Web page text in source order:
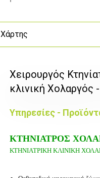
Χάρτης
Χειρουργός
κλινική Χολαργός
Υπηρεσίες -
ΚΤΗΝΙΑΤΡΟΣ
ΚΤΗΝΙΑΤΡΙΚΗ ΚΛΙΝΙΚΗ